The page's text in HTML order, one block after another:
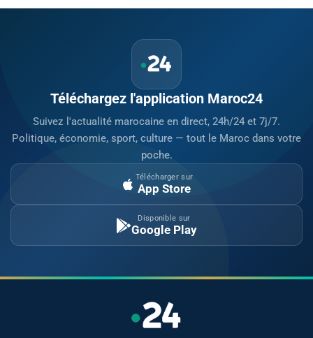
Téléchargez l'application Maroc24
Suivez l'actualité marocaine en direct, 24h/24 et 7j/7.
Politique, économie, sport, culture — tout le Maroc dans votre
poche.
Télécharger sur
App Store
Disponible sur
Google Play